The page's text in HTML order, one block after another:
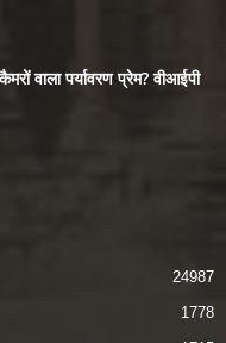
वाला पर्यावरण प्रेम? वीआईपी
24987
1778